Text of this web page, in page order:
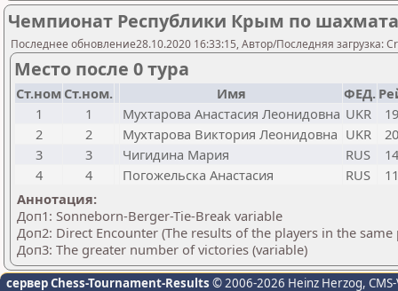
Чемпионат Республики Крым по
Последнее обновление28.10.2020 16:33:15, Автор/Последняя загрузка:
Место после 0 тура
Ст.ном Ст.ном. Имя ФЕД.
1
1 Мухтарова Анастасия Леонидовна UKR
2
2 Мухтарова Виктория Леонидовна UKR
3
3 Чигидина Мария RUS
4
4 Погожельска Анастасия RUS
Аннотация:
Доп1: Sonneborn-Berger-Tie-Break variable
Доп2: Direct Encounter (The results of the players in the
Доп3: The greater number of victories (variable)
сервер Chess-Tournament-Results © 2006-2026 Heinz Herzog,